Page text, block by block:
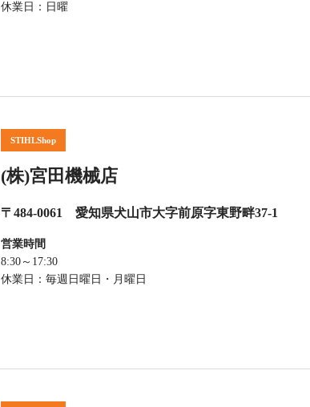
休業日：日曜
STIHLShop
(株)宮田機械店
〒484-0061 愛知県犬山市大字前原字東野畔37-1
営業時間
8:30～17:30
休業日：毎週日曜日・月曜日